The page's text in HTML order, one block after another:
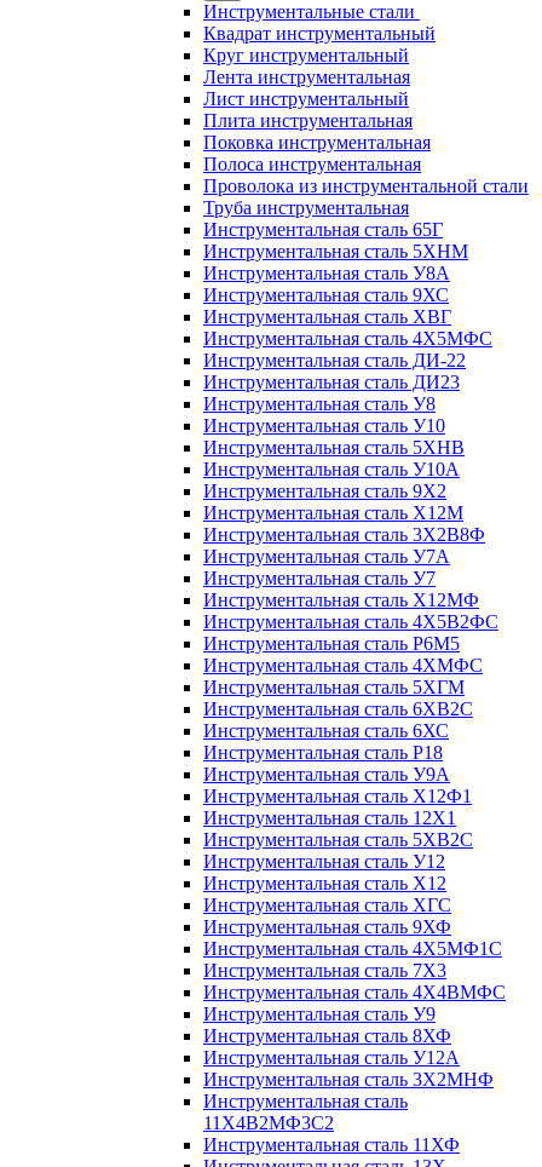
Инструментальные стали
Квадрат инструментальный
Круг инструментальный
Лента инструментальная
Лист инструментальный
Плита инструментальная
Поковка инструментальная
Полоса инструментальная
Проволока из инструментальной стали
Труба инструментальная
Инструментальная сталь 65Г
Инструментальная сталь 5ХНМ
Инструментальная сталь У8А
Инструментальная сталь 9ХС
Инструментальная сталь ХВГ
Инструментальная сталь 4Х5МФС
Инструментальная сталь ДИ-22
Инструментальная сталь ДИ23
Инструментальная сталь У8
Инструментальная сталь У10
Инструментальная сталь 5ХНВ
Инструментальная сталь У10А
Инструментальная сталь 9Х2
Инструментальная сталь Х12М
Инструментальная сталь 3Х2В8Ф
Инструментальная сталь У7А
Инструментальная сталь У7
Инструментальная сталь Х12МФ
Инструментальная сталь 4Х5В2ФС
Инструментальная сталь Р6М5
Инструментальная сталь 4ХМФС
Инструментальная сталь 5ХГМ
Инструментальная сталь 6ХВ2С
Инструментальная сталь 6ХС
Инструментальная сталь Р18
Инструментальная сталь У9А
Инструментальная сталь Х12Ф1
Инструментальная сталь 12Х1
Инструментальная сталь 5ХВ2С
Инструментальная сталь У12
Инструментальная сталь Х12
Инструментальная сталь ХГС
Инструментальная сталь 9ХФ
Инструментальная сталь 4Х5МФ1С
Инструментальная сталь 7Х3
Инструментальная сталь 4Х4ВМФС
Инструментальная сталь У9
Инструментальная сталь 8ХФ
Инструментальная сталь У12А
Инструментальная сталь 3Х2МНФ
Инструментальная сталь
11Х4В2МФ3С2
Инструментальная сталь 11ХФ